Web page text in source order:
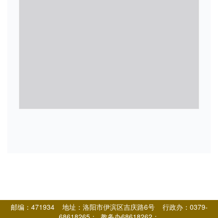
邮编：471934 地址：洛阳市伊滨区吉庆路6号 行政办：0379-